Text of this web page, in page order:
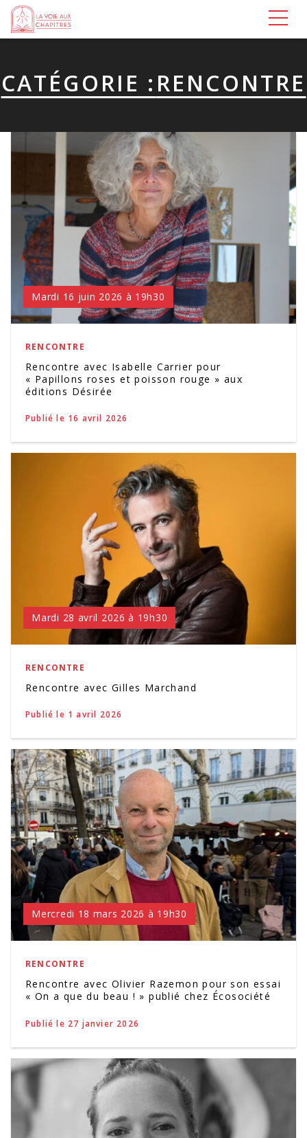
Aller au contenu
CATÉGORIE : RENCONTRE
Mardi 16 juin 2026 à 19h30
RENCONTRE
Rencontre avec Isabelle Carrier pour
« Papillons roses et poisson rouge » aux
éditions Désirée
Publié le 16 avril 2026
Mardi 28 avril 2026 à 19h30
RENCONTRE
Rencontre avec Gilles Marchand
Publié le 1 avril 2026
Mercredi 18 mars 2026 à 19h30
RENCONTRE
Rencontre avec Olivier Razemon pour son essai
« On a que du beau ! » publié chez Écosociété
Publié le 27 janvier 2026